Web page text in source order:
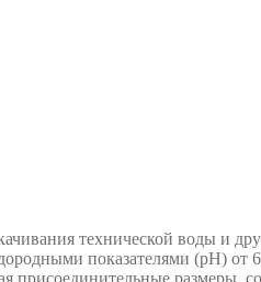
технической воды и
показателями (рН)
присоединительные